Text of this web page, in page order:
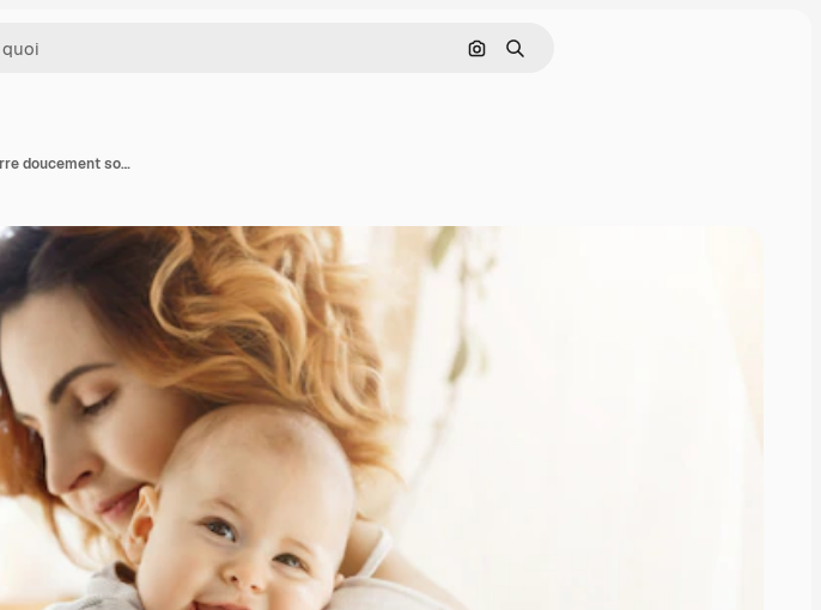
Rechercher par image
Rechercher
Heureuse jeune maman tient un précieux petit enfant et serre doucement son petit corps dans ses bras. Kid rire joyeusement et regardant la caméra avec de grands yeux gris.